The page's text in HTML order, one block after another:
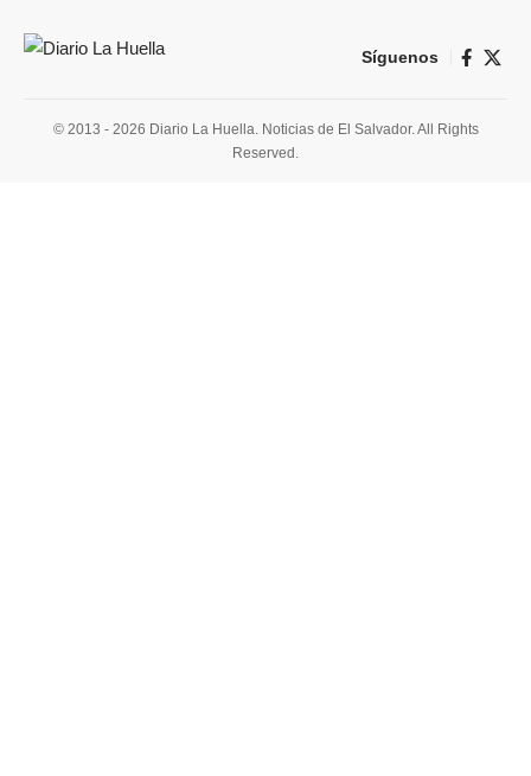
Síguenos
© 2013 - 2026 Diario La Huella. Noticias de El Salvador. All Rights
Reserved.